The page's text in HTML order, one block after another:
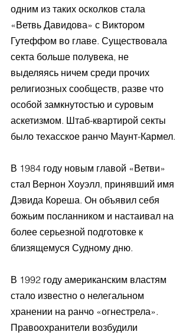
одним из таких осколков стала
«Ветвь Давидова» с Виктором
Гутеффом во главе. Существовала
секта больше полувека, не
выделяясь ничем среди прочих
религиозных сообществ, разве что
особой замкнутостью и суровым
аскетизмом. Штаб-квартирой секты
было техасское ранчо Маунт-Кармел.
В 1984 году новым главой «Ветви»
стал Вернон Хоуэлл, принявший имя
Дэвида Кореша. Он объявил себя
божьим посланником и настаивал на
более серьезной подготовке к
близящемуся Судному дню.
В 1992 году американским властям
стало известно о нелегальном
хранении на ранчо «огнестрела».
Правоохранители возбудили